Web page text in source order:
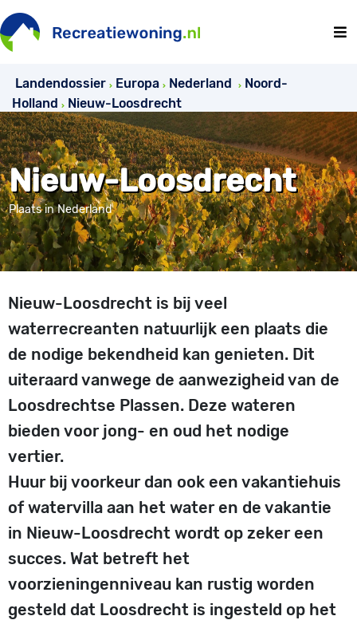
Landendossier Europa Nederland
Noord-
Holland
Nieuw-Loosdrecht
Nieuw-Loosdrecht
Plaats in Nederland
Nieuw-Loosdrecht is bij veel
waterrecreanten natuurlijk een plaats die
de nodige bekendheid kan genieten. Dit
uiteraard vanwege de aanwezigheid van de
Loosdrechtse Plassen. Deze wateren
bieden voor jong- en oud het nodige
vertier.
Huur bij voorkeur dan ook een vakantiehuis
of watervilla aan het water en de vakantie
in Nieuw-Loosdrecht wordt op zeker een
succes. Wat betreft het
voorzieningenniveau kan rustig worden
gesteld dat Loosdrecht is ingesteld op het